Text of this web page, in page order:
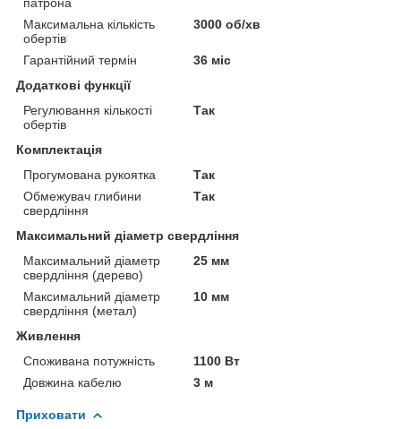
Максимальна кількість
обертів
3000 об/хв
Гарантійний термін
36 міс
Додаткові функції
Регулювання кількості
обертів
Так
Комплектація
Прогумована рукоятка
Так
Обмежувач глибини
свердління
Так
Максимальний діаметр свердління
Максимальний діаметр
свердління (дерево)
25 мм
Максимальний діаметр
свердління (метал)
10 мм
Живлення
Споживана потужність
1100 Вт
Довжина кабелю
3 м
Приховати